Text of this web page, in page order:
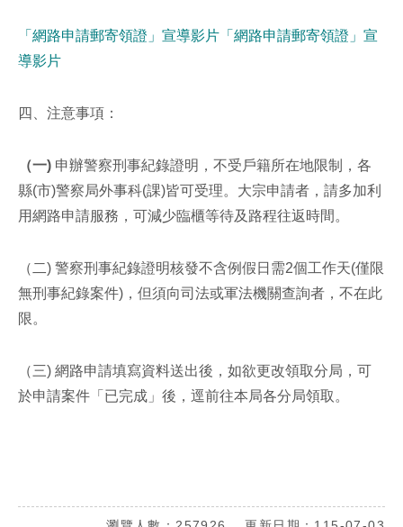
「網路申請郵寄領證」宣導影片 「網路申請郵寄領證」宣
導影片
四、注意事項：
（一) 申辦警察刑事紀錄證明，不受戶籍所在地限制，各
縣(市)警察局外事科(課)皆可受理。大宗申請者，請多加利
用網路申請服務，可減少臨櫃等待及路程往返時間。
（二) 警察刑事紀錄證明核發不含例假日需2個工作天(僅限
無刑事紀錄案件)，但須向司法或軍法機關查詢者，不在此
限。
（三) 網路申請填寫資料送出後，如欲更改領取分局，可
於申請案件「已完成」後，逕前往本局各分局領取。